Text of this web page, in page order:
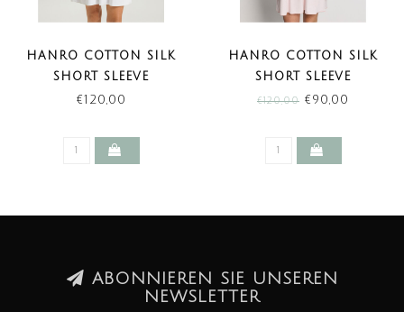
HANRO COTTON SILK
SHORT SLEEVE
NIGHTDRESS WHITE
€120,00
HANRO COTTON SILK
SHORT SLEEVE
NIGHTDRESS HONEYDEW
€120,00 €90,00
ABONNIEREN SIE UNSEREN
NEWSLETTER